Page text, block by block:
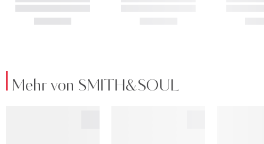
Mehr von SMITH&SOUL